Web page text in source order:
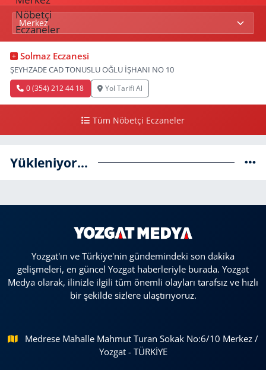
Solmaz Eczanesi
ŞEYHZADE CAD TONUSLU OĞLU İŞHANI NO 10
0 (354) 212 44 18 Yol Tarifi Al
Tüm Nöbetçi Eczaneler
Yükleniyor...
Yozgat'ın ve Türkiye'nin gündemindeki son dakika
gelişmeleri, en güncel Yozgat haberleriyle burada. Yozgat
Medya olarak, ilinizle ilgili tüm önemli olayları tarafsız ve hızlı
bir şekilde sizlere ulaştırıyoruz.
Medrese Mahalle Mahmut Turan Sokak No:6/10 Merkez /
Yozgat - TÜRKİYE